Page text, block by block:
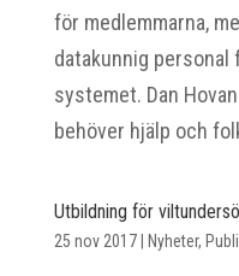
för medlemmarna,
datakunnig
systemet. Dan
behöver hjälp och
Utbildning för
25 nov 2017| Nyheter,